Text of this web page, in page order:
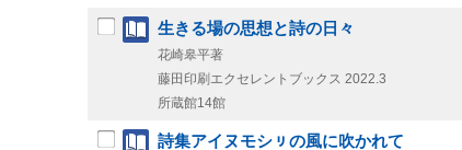
生きる場の思想と詩の日々
花崎皋平著
藤田印刷エクセレントブックス 2022.3
所蔵館14館
詩集アイヌモシㇼの風に吹かれて